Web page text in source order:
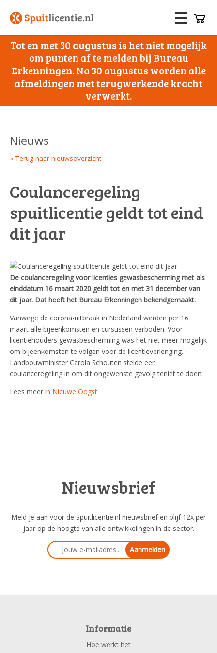
Tot en met 30 augustus is het niet mogelijk
om punten af te melden bij Bureau
Erkenningen. Na 30 augustus worden alle
afmeldingen met terugwerkende kracht
verwerkt.
Nieuws
« Terug naar nieuwsoverzicht
Coulanceregeling
spuitlicentie geldt tot eind
dit jaar
De coulanceregeling voor licenties gewasbescherming met als
einddatum 16 maart 2020 geldt tot en met 31 december van
dit jaar. Dat heeft het Bureau Erkenningen bekendgemaakt.
Vanwege de corona-uitbraak in Nederland werden per 16
maart alle bijeenkomsten en cursussen verboden. Voor
licentiehouders gewasbescherming was het niet meer mogelijk
om bijeenkomsten te volgen voor de licentieverlenging.
Landbouwminister Carola Schouten stelde een
coulanceregeling in om dit ongewenste gevolg teniet te doen.
Lees meer in Nieuwe Oogst
Nieuwsbrief
Meld je aan voor de Spuitlicentie.nl nieuwsbrief en blijf 12x per
jaar op de hoogte van alle ontwikkelingen in de sector.
Aanmelden
Informatie
Hoe werkt het